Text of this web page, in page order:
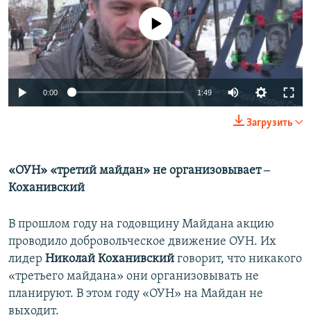
No media source currently available
0:00 1:49
Загрузить
«ОУН» «третий майдан» не организовывает ‒
Коханивский
В прошлом году на годовщину Майдана акцию
проводило добровольческое движение ОУН. Их
лидер Николай Коханивский говорит, что никакого
«третьего майдана» они организовывать не
планируют. В этом году «ОУН» на Майдан не
выходит.